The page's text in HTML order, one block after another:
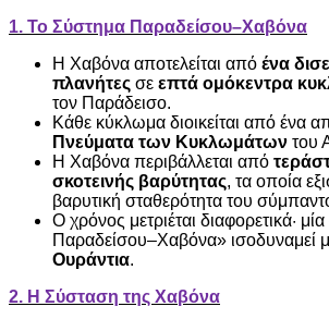
1. Το Σύστημα Παραδείσου–Χαβόνα
Η Χαβόνα αποτελείται από ένα
πλανήτες σε επτά ομόκεντρα
τον Παράδεισο.
Κάθε κύκλωμα διοικείται από ένα
Πνεύματα των Κυκλωμάτων του
Η Χαβόνα περιβάλλεται από
σκοτεινής βαρύτητας, τα οποία
βαρυτική σταθερότητα του
Ο χρόνος μετριέται διαφορετικά·
Παραδείσου–Χαβόνα» ισοδυναμεί
Ουράντια.
2. Η Σύσταση της Χαβόνα